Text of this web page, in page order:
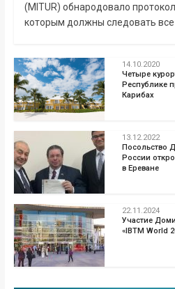
(MITUR) обнародовало
которым должны следовать все
14.10.2020
Четыре
Республике
Карибах
13.12.2022
Посольство
России
в Ереване
22.11.2024
Участие
«IBTM World